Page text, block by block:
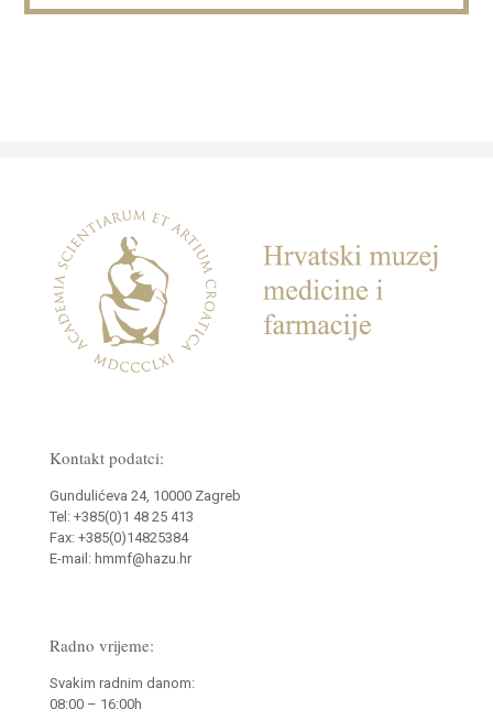
Kontakt podatci:
Gundulićeva 24, 10000 Zagreb
Tel: +385(0)1 48 25 413
Fax: +385(0)14825384
E-mail: hmmf@hazu.hr
Radno vrijeme:
Svakim radnim danom:
08:00 – 16:00h